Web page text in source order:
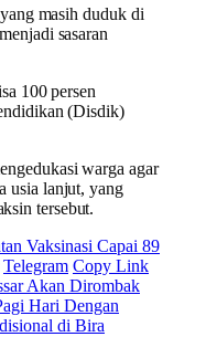
masih duduk di
sasaran
100 persen
(Disdik)
warga agar
usia lanjut, yang
tersebut.
Vaksinasi Capai 89
Telegram Copy Link
Akan Dirombak
Hari Dengan
di Bira